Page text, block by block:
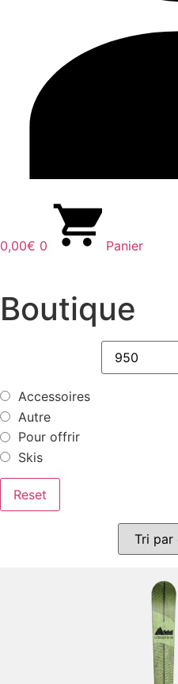
0,00€ 0 Panier
Boutique
Accessoires
Autre
Pour offrir
Skis
Reset